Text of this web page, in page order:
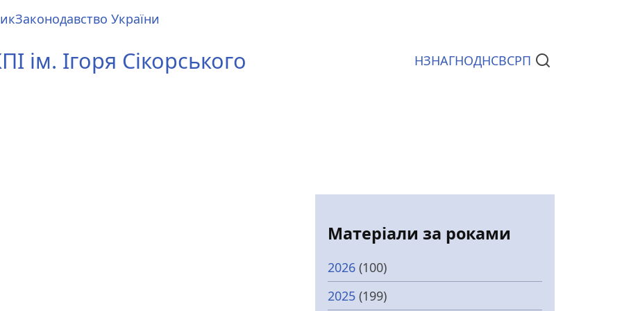
Законодавство України
ім. Ігоря Сікорського Документи
НЗНАГНОДНСВСРП
Матеріали за роками
2026 (100)
2025 (199)